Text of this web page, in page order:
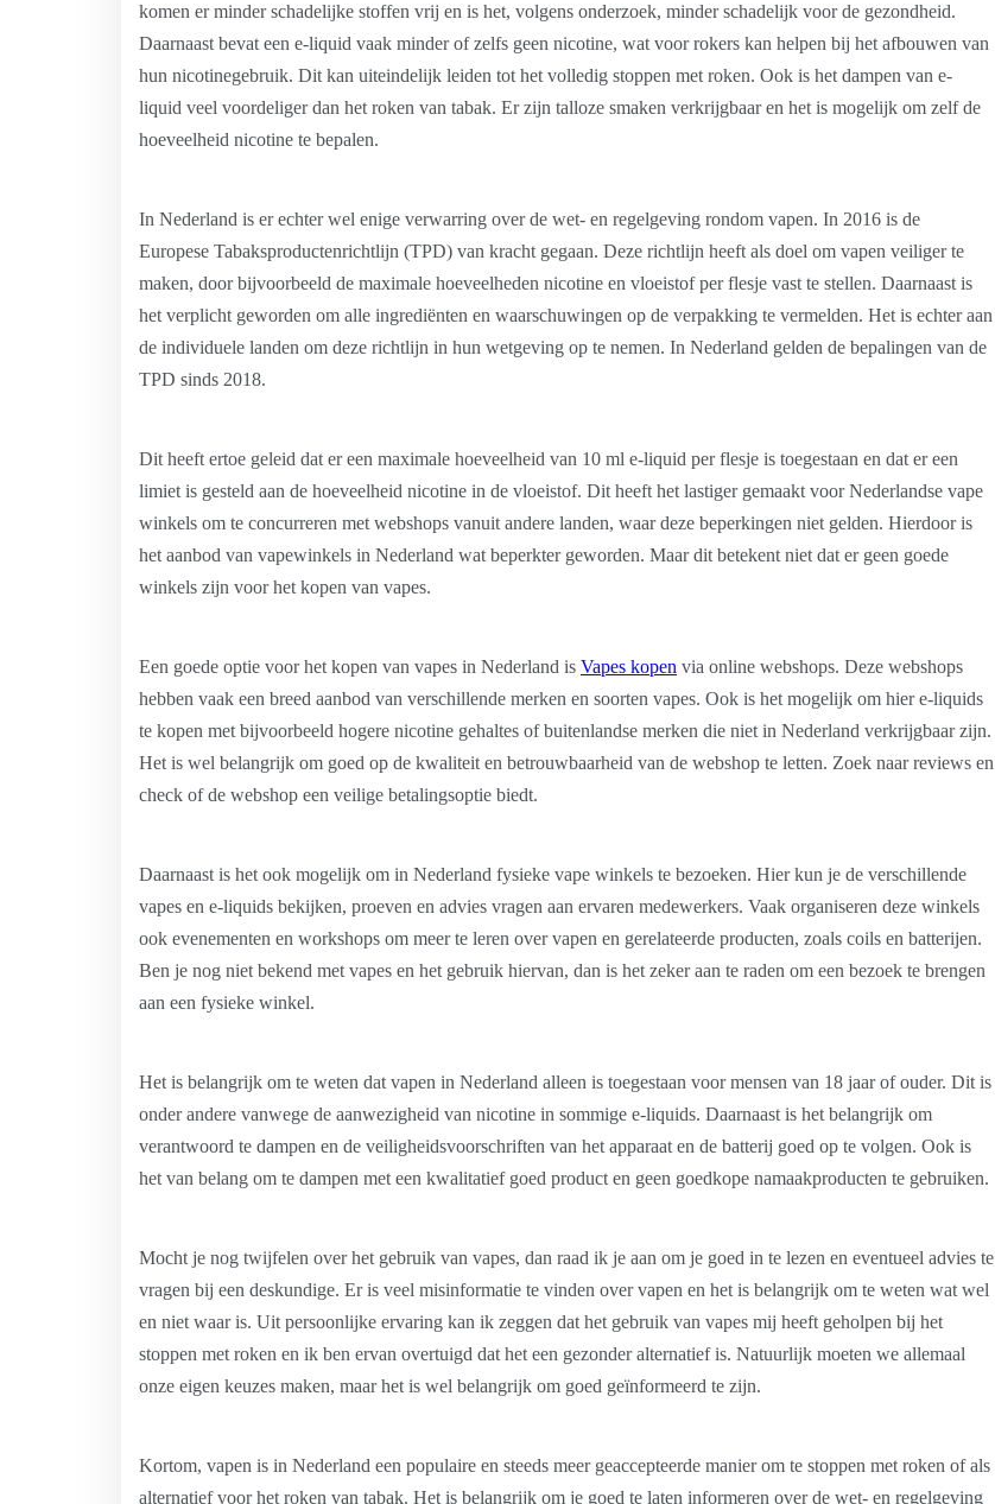
komen er minder schadelijke stoffen vrij en is het, volgens onderzoek, minder schadelijk voor de gezondheid.
Daarnaast bevat een e-liquid vaak minder of zelfs geen nicotine, wat voor rokers kan helpen bij het afbouwen van
hun nicotinegebruik. Dit kan uiteindelijk leiden tot het volledig stoppen met roken. Ook is het dampen van e-
liquid veel voordeliger dan het roken van tabak. Er zijn talloze smaken verkrijgbaar en het is mogelijk om zelf de
hoeveelheid nicotine te bepalen.
In Nederland is er echter wel enige verwarring over de wet- en regelgeving rondom vapen. In 2016 is de
Europese Tabaksproductenrichtlijn (TPD) van kracht gegaan. Deze richtlijn heeft als doel om vapen veiliger te
maken, door bijvoorbeeld de maximale hoeveelheden nicotine en vloeistof per flesje vast te stellen. Daarnaast is
het verplicht geworden om alle ingrediënten en waarschuwingen op de verpakking te vermelden. Het is echter aan
de individuele landen om deze richtlijn in hun wetgeving op te nemen. In Nederland gelden de bepalingen van de
TPD sinds 2018.
Dit heeft ertoe geleid dat er een maximale hoeveelheid van 10 ml e-liquid per flesje is toegestaan en dat er een
limiet is gesteld aan de hoeveelheid nicotine in de vloeistof. Dit heeft het lastiger gemaakt voor Nederlandse vape
winkels om te concurreren met webshops vanuit andere landen, waar deze beperkingen niet gelden. Hierdoor is
het aanbod van vapewinkels in Nederland wat beperkter geworden. Maar dit betekent niet dat er geen goede
winkels zijn voor het kopen van vapes.
Een goede optie voor het kopen van vapes in Nederland is Vapes kopen via online webshops. Deze webshops
hebben vaak een breed aanbod van verschillende merken en soorten vapes. Ook is het mogelijk om hier e-liquids
te kopen met bijvoorbeeld hogere nicotine gehaltes of buitenlandse merken die niet in Nederland verkrijgbaar zijn.
Het is wel belangrijk om goed op de kwaliteit en betrouwbaarheid van de webshop te letten. Zoek naar reviews en
check of de webshop een veilige betalingsoptie biedt.
Daarnaast is het ook mogelijk om in Nederland fysieke vape winkels te bezoeken. Hier kun je de verschillende
vapes en e-liquids bekijken, proeven en advies vragen aan ervaren medewerkers. Vaak organiseren deze winkels
ook evenementen en workshops om meer te leren over vapen en gerelateerde producten, zoals coils en batterijen.
Ben je nog niet bekend met vapes en het gebruik hiervan, dan is het zeker aan te raden om een bezoek te brengen
aan een fysieke winkel.
Het is belangrijk om te weten dat vapen in Nederland alleen is toegestaan voor mensen van 18 jaar of ouder. Dit is
onder andere vanwege de aanwezigheid van nicotine in sommige e-liquids. Daarnaast is het belangrijk om
verantwoord te dampen en de veiligheidsvoorschriften van het apparaat en de batterij goed op te volgen. Ook is
het van belang om te dampen met een kwalitatief goed product en geen goedkope namaakproducten te gebruiken.
Mocht je nog twijfelen over het gebruik van vapes, dan raad ik je aan om je goed in te lezen en eventueel advies te
vragen bij een deskundige. Er is veel misinformatie te vinden over vapen en het is belangrijk om te weten wat wel
en niet waar is. Uit persoonlijke ervaring kan ik zeggen dat het gebruik van vapes mij heeft geholpen bij het
stoppen met roken en ik ben ervan overtuigd dat het een gezonder alternatief is. Natuurlijk moeten we allemaal
onze eigen keuzes maken, maar het is wel belangrijk om goed geïnformeerd te zijn.
Kortom, vapen is in Nederland een populaire en steeds meer geaccepteerde manier om te stoppen met roken of als
alternatief voor het roken van tabak. Het is belangrijk om je goed te laten informeren over de wet- en regelgeving